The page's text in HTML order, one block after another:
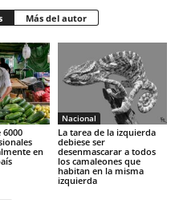
Más del autor
6000
en
Nacional
La tarea de la izquierda
debiese ser
desenmascarar a todos
los camaleones que
habitan en la misma
izquierda